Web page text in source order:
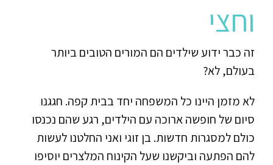
וחצי
זה כבר ידוע שילדים הם המורים הטובים ביותר
בעולם, לא?
לא מזמן היינו כל המשפחה יחד בבית קפה. חגגנו
סיום של חופשה ארוכה עם הילדים, רגע שהם נכנסו
כולם למסגרות חדשות. בן זוגי ואני החלטנו לעשות
להם הפתעה וביקשנו שעל הקינוח המלצרים יוסיפו